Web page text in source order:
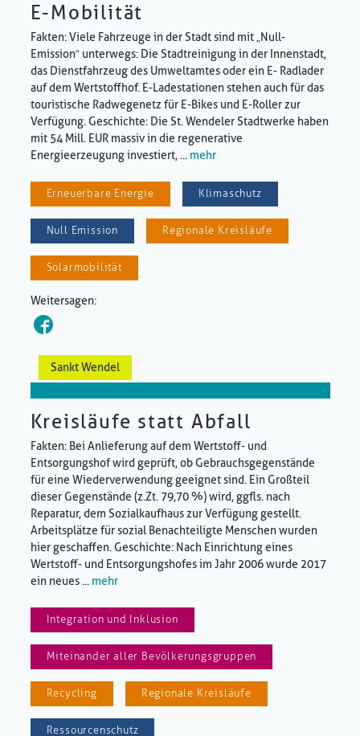
E-Mobilität
Fakten: Viele Fahrzeuge in der Stadt sind mit „Null-
Emission“ unterwegs: Die Stadtreinigung in der Innenstadt,
das Dienstfahrzeug des Umweltamtes oder ein E- Radlader
auf dem Wertstoffhof. E-Ladestationen stehen auch für das
touristische Radwegenetz für E-Bikes und E-Roller zur
Verfügung. Geschichte: Die St. Wendeler Stadtwerke haben
mit 54 Mill. EUR massiv in die regenerative
Energieerzeugung investiert, ... mehr
Erneuerbare Energie Klimaschutz
Null Emission Regionale Kreisläufe
Solarmobilität
Weitersagen:
Sankt Wendel
Kreisläufe statt Abfall
Fakten: Bei Anlieferung auf dem Wertstoff- und
Entsorgungshof wird geprüft, ob Gebrauchsgegenstände
für eine Wiederverwendung geeignet sind. Ein Großteil
dieser Gegenstände (z.Zt. 79,70 %) wird, ggfls. nach
Reparatur, dem Sozialkaufhaus zur Verfügung gestellt.
Arbeitsplätze für sozial Benachteiligte Menschen wurden
hier geschaffen. Geschichte: Nach Einrichtung eines
Wertstoff- und Entsorgungshofes im Jahr 2006 wurde 2017
ein neues ... mehr
Integration und Inklusion
Miteinander aller Bevölkerungsgruppen
Recycling Regionale Kreisläufe
Ressourcenschutz